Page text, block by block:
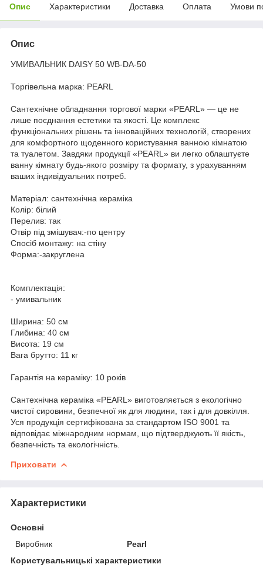
Опис Характеристики Доставка Оплата Умови
Опис
УМИВАЛЬНИК DAISY 50 WB-DA-50
Торгівельна марка: PEARL
Сантехнічне обладнання торгової марки «PEARL» — це не
лише поєднання естетики та якості. Це комплекс
функціональних рішень та інноваційних технологій, створених
для комфортного щоденного користування ванною кімнатою
та туалетом. Завдяки продукції «PEARL» ви легко облаштуєте
ванну кімнату будь-якого розміру та формату, з урахуванням
ваших індивідуальних потреб.
Матеріал: сантехнічна кераміка
Колір: білий
Перелив: так
Отвір під змішувач:-по центру
Спосіб монтажу: на стіну
Форма:-закруглена
Комплектація:
- умивальник
Ширина: 50 см
Глибина: 40 см
Висота: 19 см
Вага брутто: 11 кг
Гарантія на кераміку: 10 років
Сантехнічна кераміка «PEARL» виготовляється з екологічно
чистої сировини, безпечної як для людини, так і для довкілля.
Уся продукція сертифікована за стандартом ISO 9001 та
відповідає міжнародним нормам, що підтверджують її якість,
безпечність та екологічність.
Приховати
Характеристики
Основні
Виробник
Pearl
Користувальницькі характеристики